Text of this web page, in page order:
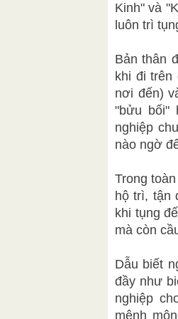
Kinh" và
luôn trì
Bản thân
khi đi
nơi đến)
"bửu bối"
nghiệp
nào ngờ
Trong
hộ trì, tận
khi tụng
mà còn
Dẫu biết
đầy như
nghiệp
mênh